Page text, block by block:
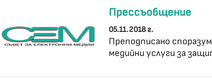
Прессъобщение
05.11.2018 г.
Преподписано
медийни услуги за